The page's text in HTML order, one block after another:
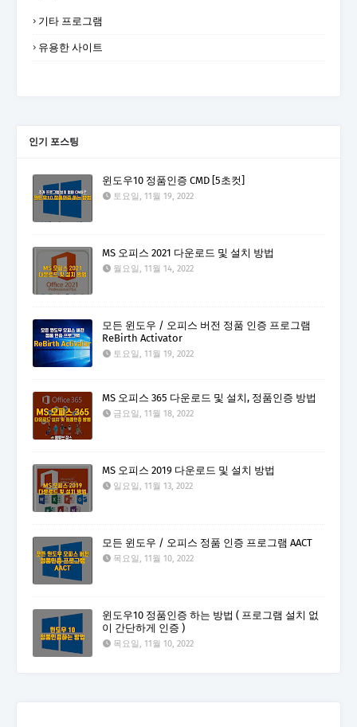
기타 프로그램
유용한 사이트
인기 포스팅
윈도우10 정품인증 CMD [5초컷]
토요일, 11월 19, 2022
MS 오피스 2021 다운로드 및 설치 방법
월요일, 11월 14, 2022
모든 윈도우 / 오피스 버전 정품 인증 프로그램
ReBirth Activator
토요일, 11월 19, 2022
MS 오피스 365 다운로드 및 설치, 정품인증 방법
금요일, 11월 18, 2022
MS 오피스 2019 다운로드 및 설치 방법
일요일, 11월 13, 2022
모든 윈도우 / 오피스 정품 인증 프로그램 AACT
목요일, 11월 10, 2022
윈도우10 정품인증 하는 방법 ( 프로그램 설치 없
이 간단하게 인증 )
목요일, 11월 10, 2022